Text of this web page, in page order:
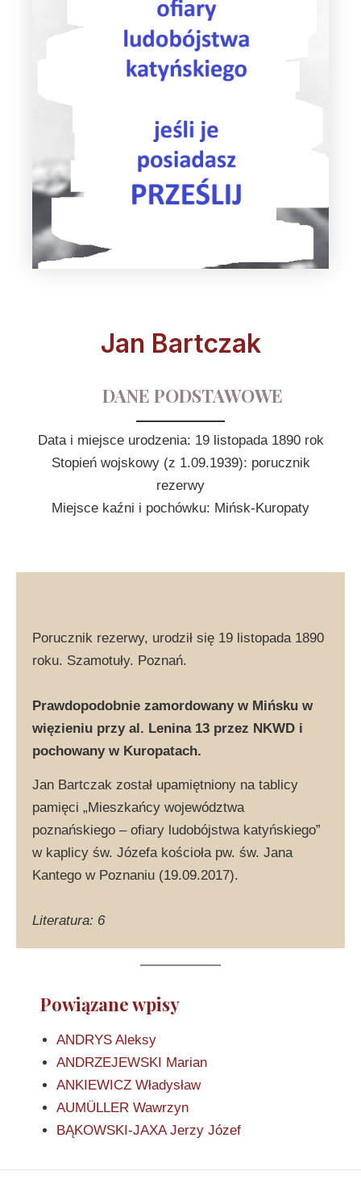
Jan Bartczak
DANE PODSTAWOWE
Data i miejsce urodzenia: 19 listopada 1890 rok
Stopień wojskowy (z 1.09.1939): porucznik
rezerwy
Miejsce kaźni i pochówku: Mińsk-Kuropaty
Porucznik rezerwy, urodził się 19 listopada 1890
roku. Szamotuły. Poznań.
Prawdopodobnie zamordowany w Mińsku w
więzieniu przy al. Lenina 13 przez NKWD i
pochowany w Kuropatach.
Jan Bartczak został upamiętniony na tablicy
pamięci „Mieszkańcy województwa
poznańskiego – ofiary ludobójstwa katyńskiego”
w kaplicy św. Józefa kościoła pw. św. Jana
Kantego w Poznaniu (19.09.2017).
Literatura: 6
Powiązane wpisy
ANDRYS Aleksy
ANDRZEJEWSKI Marian
ANKIEWICZ Władysław
AUMÜLLER Wawrzyn
BĄKOWSKI-JAXA Jerzy Józef